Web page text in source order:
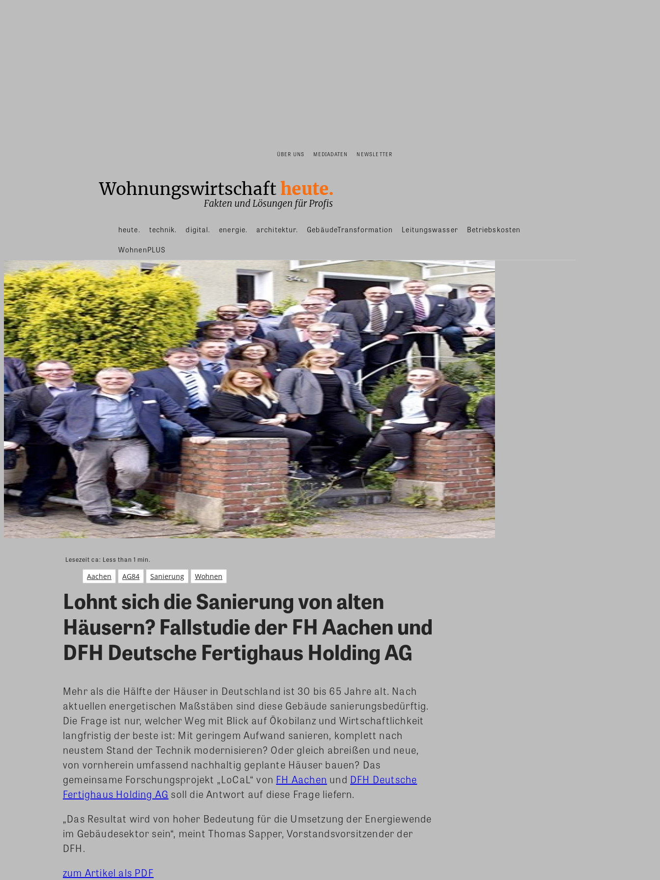
ÜBER UNS MEDIADATEN NEWSLETTER
heute. technik. digital. energie. architektur. GebäudeTransformation Leitungswasser Betriebskosten
WohnenPLUS
Lesezeit ca: Less than 1 min.
Aachen AG84 Sanierung Wohnen
Lohnt sich die Sanierung von alten
Häusern? Fallstudie der FH Aachen und
DFH Deutsche Fertighaus Holding AG
Mehr als die Hälfte der Häuser in Deutschland ist 30 bis 65 Jahre alt. Nach
aktuellen energetischen Maßstäben sind diese Gebäude sanierungsbedürftig.
Die Frage ist nur, welcher Weg mit Blick auf Ökobilanz und Wirtschaftlichkeit
langfristig der beste ist: Mit geringem Aufwand sanieren, komplett nach
neustem Stand der Technik modernisieren? Oder gleich abreißen und neue,
von vornherein umfassend nachhaltig geplante Häuser bauen? Das
gemeinsame Forschungsprojekt „LoCaL“ von FH Aachen und DFH Deutsche
Fertighaus Holding AG soll die Antwort auf diese Frage liefern.
„Das Resultat wird von hoher Bedeutung für die Umsetzung der Energiewende
im Gebäudesektor sein“, meint Thomas Sapper, Vorstandsvorsitzender der
DFH.
zum Artikel als PDF